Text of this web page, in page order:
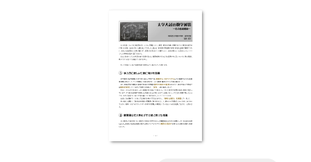
度」についての評価方法について考察す